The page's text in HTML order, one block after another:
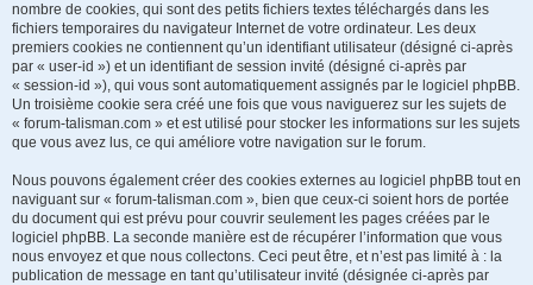
nombre de cookies, qui sont des petits fichiers textes téléchargés dans les
fichiers temporaires du navigateur Internet de votre ordinateur. Les deux
premiers cookies ne contiennent qu’un identifiant utilisateur (désigné ci-après
par « user-id ») et un identifiant de session invité (désigné ci-après par
« session-id »), qui vous sont automatiquement assignés par le logiciel phpBB.
Un troisième cookie sera créé une fois que vous naviguerez sur les sujets de
« forum-talisman.com » et est utilisé pour stocker les informations sur les sujets
que vous avez lus, ce qui améliore votre navigation sur le forum.
Nous pouvons également créer des cookies externes au logiciel phpBB tout en
naviguant sur « forum-talisman.com », bien que ceux-ci soient hors de portée
du document qui est prévu pour couvrir seulement les pages créées par le
logiciel phpBB. La seconde manière est de récupérer l’information que vous
nous envoyez et que nous collectons. Ceci peut être, et n’est pas limité à : la
publication de message en tant qu’utilisateur invité (désignée ci-après par